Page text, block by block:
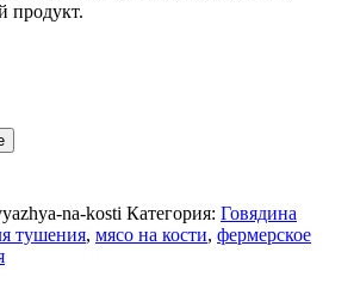
продукт.
na-kosti Категория: Говядина
тушения, мясо на кости, фермерское